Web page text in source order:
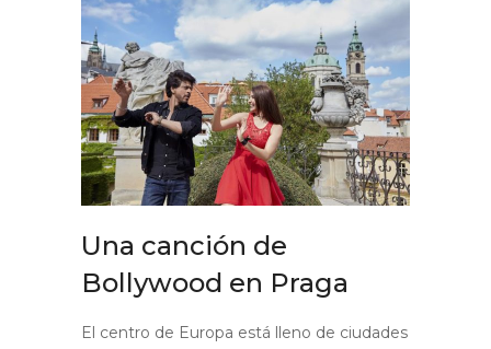
Una canción de
Bollywood en Praga
El centro de Europa está lleno de ciudades